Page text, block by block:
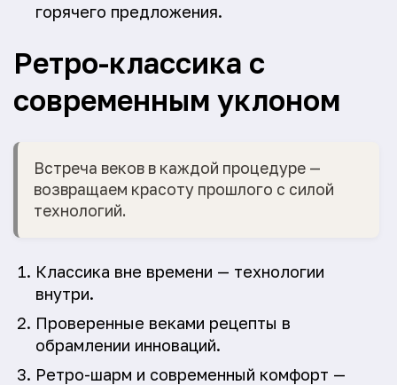
горячего предложения.
Ретро-классика с
современным уклоном
Встреча веков в каждой процедуре —
возвращаем красоту прошлого с силой
технологий.
Классика вне времени — технологии
внутри.
Проверенные веками рецепты в
обрамлении инноваций.
Ретро-шарм и современный комфорт —